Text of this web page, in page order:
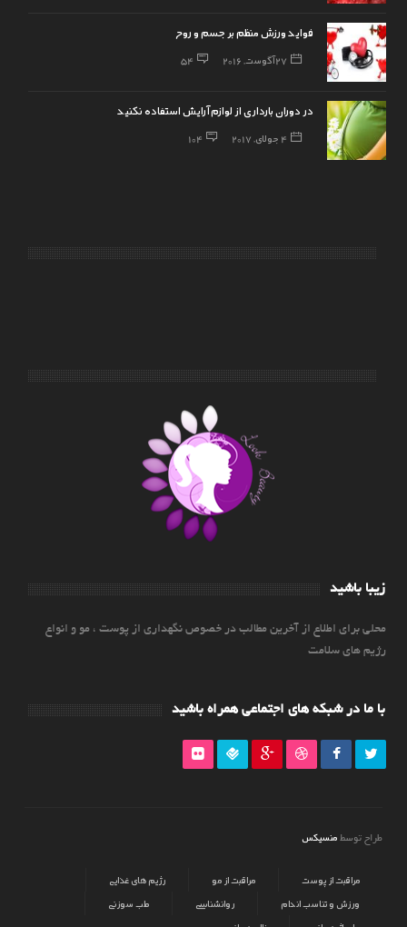
فواید ورزش منظم بر جسم و روح
27 آگوست, 2016 54
در دوران بارداری از لوازم آرایش استفاده نکنید
4 جولای, 2017 104
زیبا باشید
محلی برای اطلاع از آخرین مطالب در خصوص نگهداری از پوست ، مو و انواع
رژیم های سلامت
با ما در شبکه های اجتماعی همراه باشید
طراح توسط منسیکس
مراقبت از پوست مراقبت از مو
رژیم های غذایی
ورزش و تناسب اندام
روانشناسی
طب سوزنی